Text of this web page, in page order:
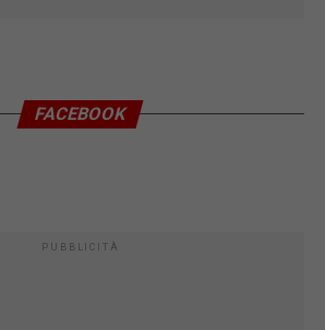
FACEBOOK
PUBBLICITÀ